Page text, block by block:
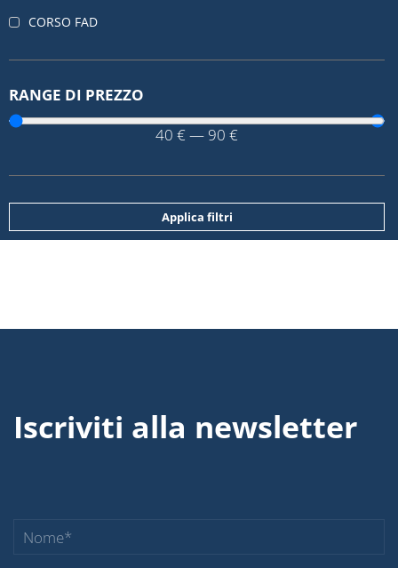
CORSO FAD
RANGE DI PREZZO
40 € — 90 €
Applica filtri
Iscriviti alla newsletter